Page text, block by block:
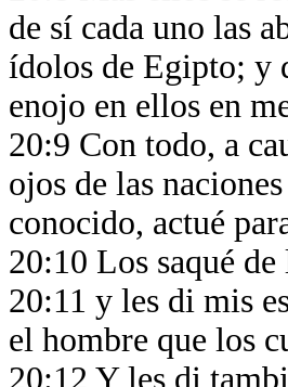
de sí cada uno las
ídolos de Egipto; y
enojo en ellos en
20:9 Con todo, a
ojos de las
conocido, actué
20:10 Los saqué
20:11 y les di mis
el hombre que los
20:12 Y les di